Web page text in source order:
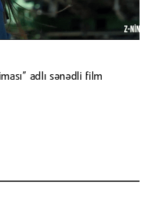
adlı sənədli film